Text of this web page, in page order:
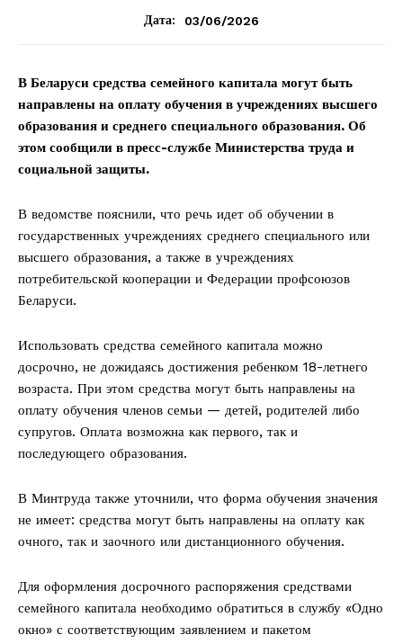
Дата: 03/06/2026
В Беларуси средства семейного капитала могут быть
направлены на оплату обучения в учреждениях высшего
образования и среднего специального образования. Об
этом сообщили в пресс-службе Министерства труда и
социальной защиты.
В ведомстве пояснили, что речь идет об обучении в
государственных учреждениях среднего специального или
высшего образования, а также в учреждениях
потребительской кооперации и Федерации профсоюзов
Беларуси.
Использовать средства семейного капитала можно
досрочно, не дожидаясь достижения ребенком 18-летнего
возраста. При этом средства могут быть направлены на
оплату обучения членов семьи — детей, родителей либо
супругов. Оплата возможна как первого, так и
последующего образования.
В Минтруда также уточнили, что форма обучения значения
не имеет: средства могут быть направлены на оплату как
очного, так и заочного или дистанционного обучения.
Для оформления досрочного распоряжения средствами
семейного капитала необходимо обратиться в службу «Одно
окно» с соответствующим заявлением и пакетом